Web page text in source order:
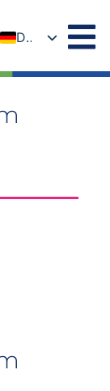
DE